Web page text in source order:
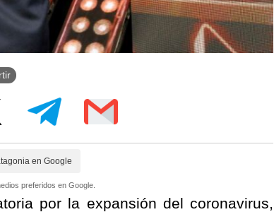
en Google
preferidos en Google.
por la expansión del coronavirus,